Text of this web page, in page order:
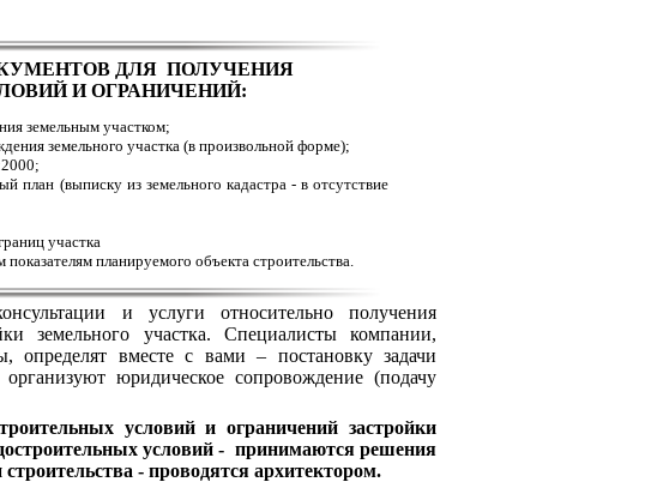
ДЛЯ ПОЛУЧЕНИЯ
И ОГРАНИЧЕНИЙ:
земельным участком;
земельного участка (в произвольной форме);
план (выписку из земельного кадастра - в отсутствие
участка
планируемого объекта строительства.
и услуги относительно получения
земельного участка. Специалисты компании,
определят вместе с вами – постановку задачи
юридическое сопровождение (подачу
условий и ограничений застройки
условий - принимаются решения
- проводятся архитектором.